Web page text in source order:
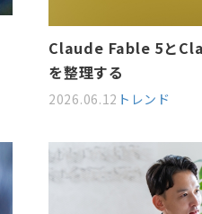
Claude Fable 5と
を整理する
2026.06.12 トレンド